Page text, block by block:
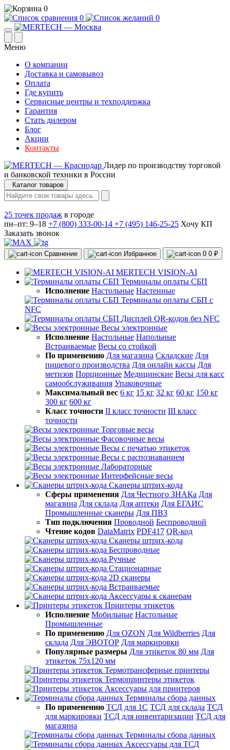
0
0
0
Меню
О компании
Доставка и самовывоз
Оплата
Где купить
Сервисные центры и техподдержка
Гарантия
Стать дилером
Блог
Акции
Контакты
Лидер по производству торговой
и банковской техники в России
Каталог товаров
25 точек продаж в городе
пн–пт: 9–18 +7 (800) 333-00-14 +7 (495) 146-25-25 Хочу КП
Заказать звонок
Сравнение Избранное 0 0 ₽
MERTECH VISION-AI
Терминалы оплаты СБП
Исполнение Настольные Настенные
Терминалы оплаты СБП с
NFC
Дисплей QR-кодов без NFC
Весы электронные
Исполнение Настольные Напольные
Встраиваемые Весы со стойкой
По применению Для магазина Складские Для
пищевого производства Для онлайн кассы Для
метизов Порционные Медицинские Весы для касс
самообслуживания Упаковочные
Максимальный вес 6 кг 15 кг 32 кг 60 кг 150 кг
300 кг 600 кг
Класс точности II класс точности III класс
точности
Торговые весы
Фасовочные весы
Весы с печатью этикеток
Весы с распознаванием
Лабораторные
Интерфейсные весы
Сканеры штрих-кода
Сферы применения Для Честного ЗНАКа Для
магазина Для склада Для аптеки Для ЕГАИС
Промышленные сканеры Для ПВЗ
Тип подключения Проводной Беспроводной
Чтение кодов DataMatrix PDF417 QR-код
Сканеры штрих-кода
Беспроводные
Ручные
Стационарные
2D сканеры
Встраиваемые
Аксессуары к сканерам
Принтеры этикеток
Исполнение Мобильные Настольные
Промышленные
По применению Для OZON Для Wildberries Для
склада Для ЭВОТОР Для маркировки
Популярные размеры Для этикеток 80 мм Для
этикеток 75х120 мм
Термотрансферные принтеры
Термопринтеры этикеток
Аксессуары для принтеров
Терминалы сбора данных
По применению ТСД для 1С ТСД для склада ТСД
для маркировки ТСД для инвентаризации ТСД для
магазина
Терминалы сбора данных
Аксессуары для ТСД